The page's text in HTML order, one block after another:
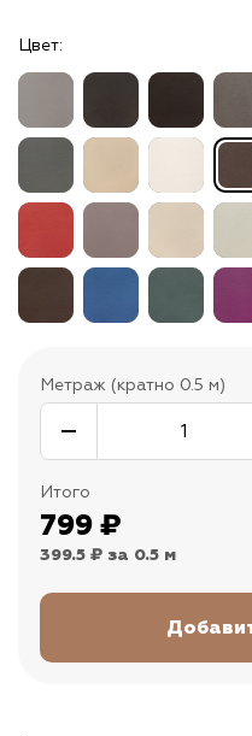
Цвет:
Метраж (кратно 0.5 м)
Итого
799 ₽
399.5 ₽ за 0.5 м